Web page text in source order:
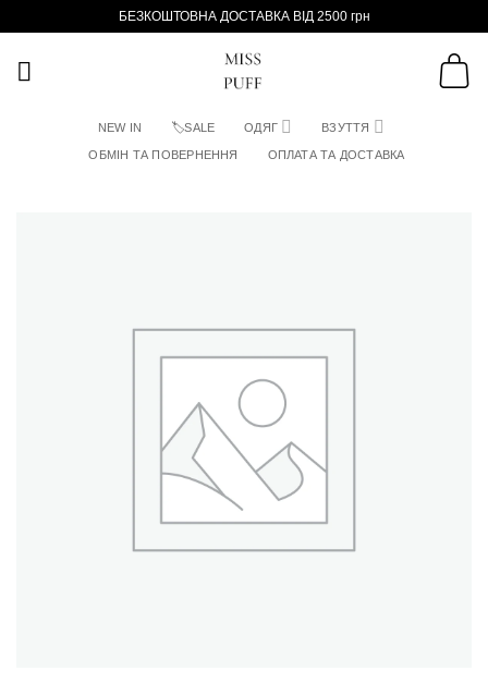
БЕЗКОШТОВНА ДОСТАВКА ВІД 2500 грн
NEW IN 🏷SALE ОДЯГ ВЗУТТЯ
ОБМІН ТА ПОВЕРНЕННЯ ОПЛАТА ТА ДОСТАВКА